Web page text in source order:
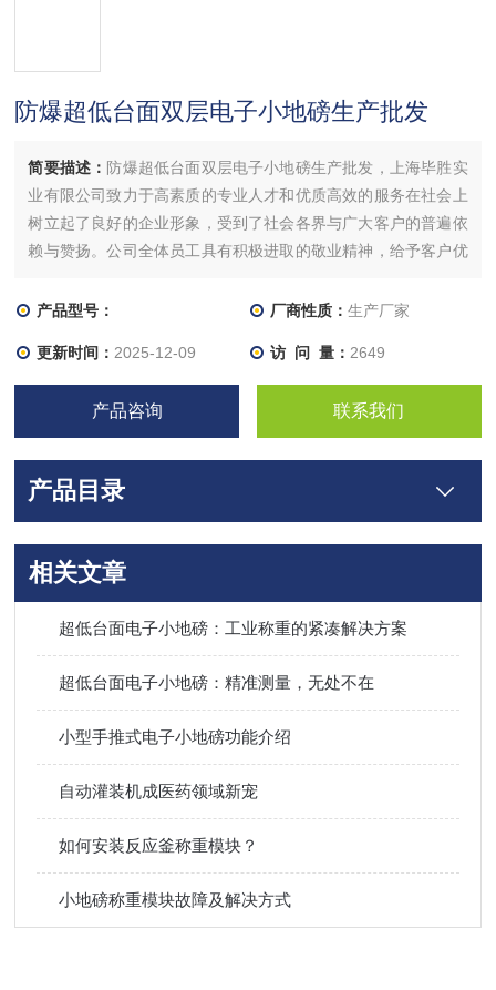
防爆超低台面双层电子小地磅生产批发
简要描述： 防爆超低台面双层电子小地磅生产批发，上海毕胜实
业有限公司致力于高素质的专业人才和优质高效的服务在社会上
树立起了良好的企业形象，受到了社会各界与广大客户的普遍依
赖与赞扬。公司全体员工具有积极进取的敬业精神，给予客户优
产品型号：
厂商性质： 生产厂家
更新时间： 2025-12-09 访 问 量： 2649
产品咨询 联系我们
产品目录
相关文章
超低台面电子小地磅：工业称重的紧凑解决方案
超低台面电子小地磅：精准测量，无处不在
小型手推式电子小地磅功能介绍
自动灌装机成医药领域新宠
如何安装反应釜称重模块？
小地磅称重模块故障及解决方式